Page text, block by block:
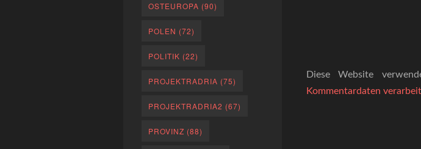
Diese Website
Kommentardaten
OSTEUROPA (90)
POLEN (72)
POLITIK (22)
PROJEKTRADRIA (75)
PROJEKTRADRIA2 (67)
PROVINZ (88)